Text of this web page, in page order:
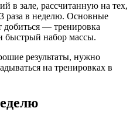
в зале, рассчитанную на тех,
раза в неделю. Основные
добиться — тренировка
набор массы.
результаты, нужно
на тренировках в